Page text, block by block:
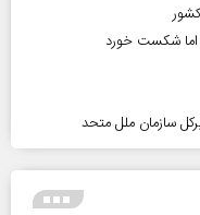
اما شکست خورد
سازمان ملل متحد